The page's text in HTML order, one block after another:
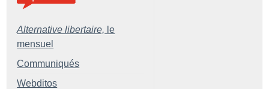
Alternative libertaire, le
mensuel
Communiqués
Webditos